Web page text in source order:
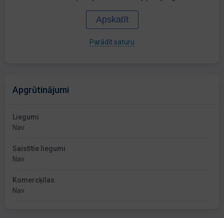
Apskatīt
Parādīt saturu
Apgrūtinājumi
Liegumi
Nav
Saistītie liegumi
Nav
Komercķīlas
Nav